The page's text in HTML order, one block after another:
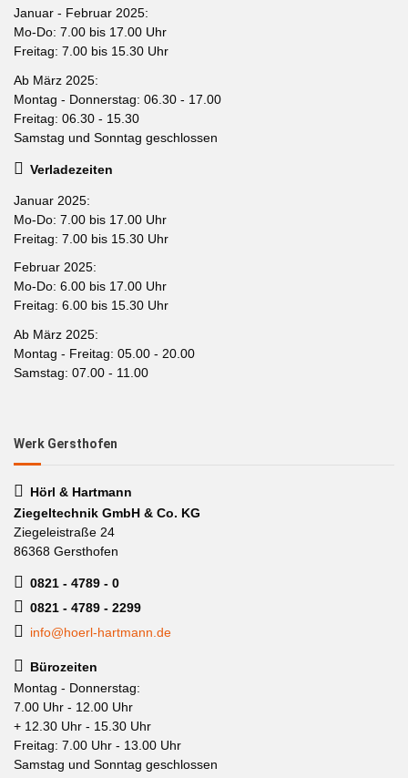
Januar - Februar 2025:
Mo-Do: 7.00 bis 17.00 Uhr
Freitag: 7.00 bis 15.30 Uhr
Ab März 2025:
Montag - Donnerstag: 06.30 - 17.00
Freitag: 06.30 - 15.30
Samstag und Sonntag geschlossen
Verladezeiten
Januar 2025:
Mo-Do: 7.00 bis 17.00 Uhr
Freitag: 7.00 bis 15.30 Uhr
Februar 2025:
Mo-Do: 6.00 bis 17.00 Uhr
Freitag: 6.00 bis 15.30 Uhr
Ab März 2025:
Montag - Freitag: 05.00 - 20.00
Samstag: 07.00 - 11.00
Werk Gersthofen
Hörl & Hartmann
Ziegeltechnik GmbH & Co. KG
Ziegeleistraße 24
86368 Gersthofen
0821 - 4789 - 0
0821 - 4789 - 2299
info@hoerl-hartmann.de
Bürozeiten
Montag - Donnerstag:
7.00 Uhr - 12.00 Uhr
+ 12.30 Uhr - 15.30 Uhr
Freitag: 7.00 Uhr - 13.00 Uhr
Samstag und Sonntag geschlossen